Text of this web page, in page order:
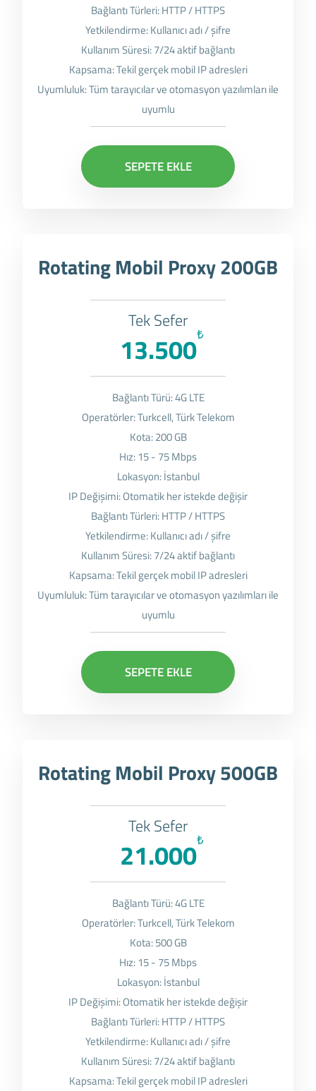
Bağlantı Türleri: HTTP / HTTPS
Yetkilendirme: Kullanıcı adı / şifre
Kullanım Süresi: 7/24 aktif bağlantı
Kapsama: Tekil gerçek mobil IP adresleri
Uyumluluk: Tüm tarayıcılar ve otomasyon yazılımları ile
uyumlu
SEPETE EKLE
Rotating Mobil Proxy 200GB
Tek Sefer
₺
13.500
Bağlantı Türü: 4G LTE
Operatörler: Turkcell, Türk Telekom
Kota: 200 GB
Hız: 15 - 75 Mbps
Lokasyon: İstanbul
IP Değişimi: Otomatik her istekde değişir
Bağlantı Türleri: HTTP / HTTPS
Yetkilendirme: Kullanıcı adı / şifre
Kullanım Süresi: 7/24 aktif bağlantı
Kapsama: Tekil gerçek mobil IP adresleri
Uyumluluk: Tüm tarayıcılar ve otomasyon yazılımları ile
uyumlu
SEPETE EKLE
Rotating Mobil Proxy 500GB
Tek Sefer
₺
21.000
Bağlantı Türü: 4G LTE
Operatörler: Turkcell, Türk Telekom
Kota: 500 GB
Hız: 15 - 75 Mbps
Lokasyon: İstanbul
IP Değişimi: Otomatik her istekde değişir
Bağlantı Türleri: HTTP / HTTPS
Yetkilendirme: Kullanıcı adı / şifre
Kullanım Süresi: 7/24 aktif bağlantı
Kapsama: Tekil gerçek mobil IP adresleri